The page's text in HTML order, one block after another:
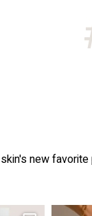
new favorite
אך לכל עור